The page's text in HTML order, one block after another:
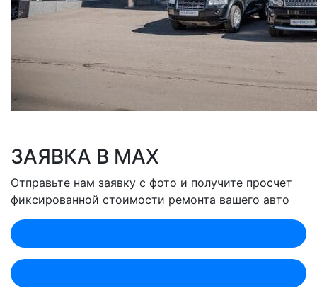
ЗАЯВКА В MAX
Отправьте нам заявку с фото и получите просчет
фиксированной стоимости ремонта вашего авто